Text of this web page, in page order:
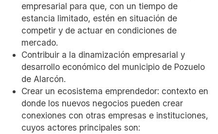
empresarial para que, con un tiempo de
estancia limitado, estén en situación de
competir y de actuar en condiciones de
mercado.
Contribuir a la dinamización empresarial y
desarrollo económico del municipio de Pozuelo
de Alarcón.
Crear un ecosistema emprendedor: contexto en
donde los nuevos negocios pueden crear
conexiones con otras empresas e instituciones,
cuyos actores principales son: